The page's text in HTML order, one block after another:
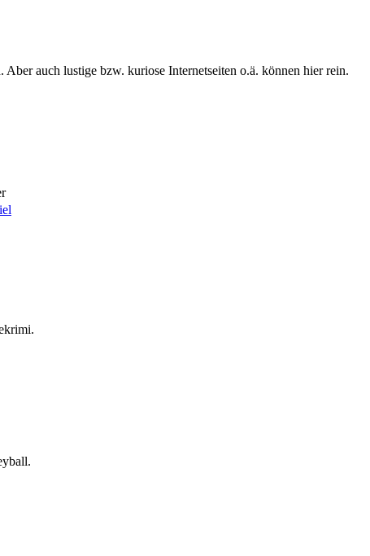
auch lustige bzw. kuriose Internetseiten o.ä. können hier rein.